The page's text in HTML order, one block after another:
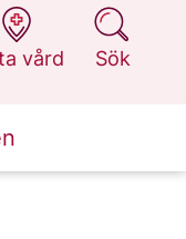
vård
Sök
på 1177.se